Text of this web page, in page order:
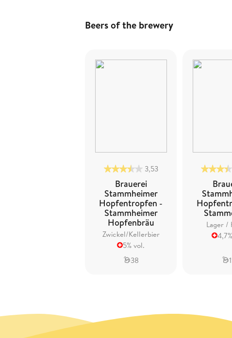
Beers of the brewery
3,53
Brauerei
Stammheimer
Hopfentropfen -
Stammheimer
Hopfenbräu
Zwickel/Kellerbier
5% vol.
38
Lager /